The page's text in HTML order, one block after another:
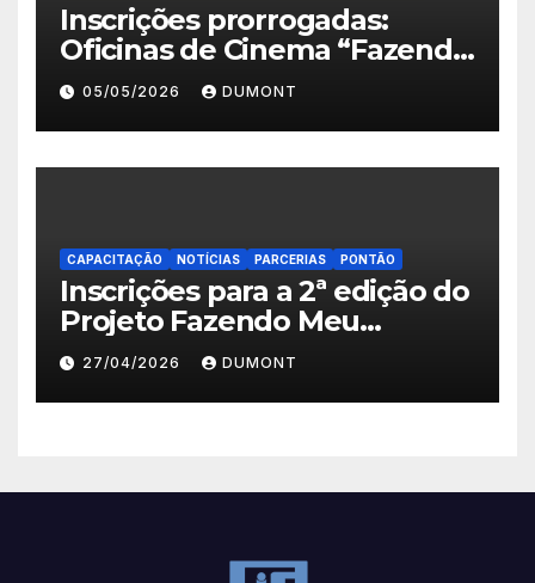
Inscrições prorrogadas:
Oficinas de Cinema “Fazendo
Meu Primeiro Filme” em
Nova Iguaçu seguem abertas
até 11 de maio
05/05/2026 DUMONT
CAPACITAÇÃO NOTÍCIAS PARCERIAS PONTÃO
Inscrições para a 2ª edição do
Projeto Fazendo Meu
Primeiro Filme em Nova
Iguaçu
27/04/2026 DUMONT